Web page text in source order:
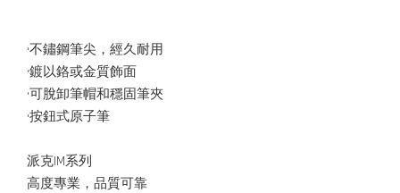
•不鏽鋼筆尖，經久耐用
•鍍以鉻或金質飾面
•可脫卸筆帽和穩固筆夾
•按鈕式原子筆
派克IM系列
高度專業，品質可靠